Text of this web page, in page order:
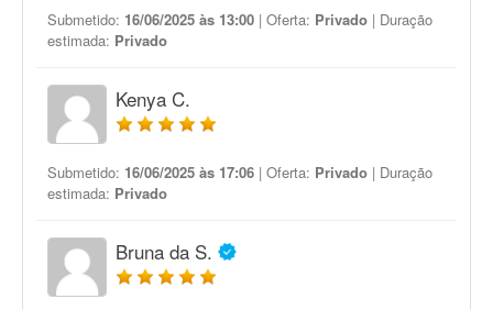
Submetido: 16/06/2025 às 13:00 | Oferta: Privado | Duração
estimada: Privado
Kenya C.
Submetido: 16/06/2025 às 17:06 | Oferta: Privado | Duração
estimada: Privado
Bruna da S.